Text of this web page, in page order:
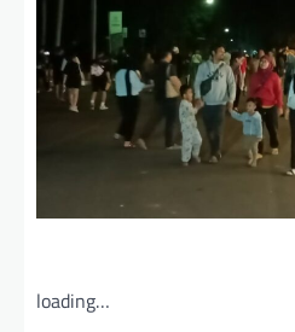
loading…